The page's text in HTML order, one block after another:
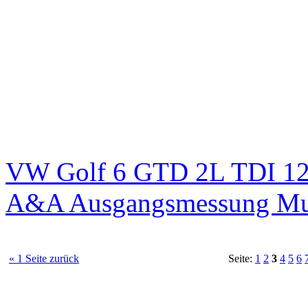
VW Golf 6 GTD 2L TDI
A&A Ausgangsmessung
« 1 Seite zurück Seite: 1 2 3 4 5 6